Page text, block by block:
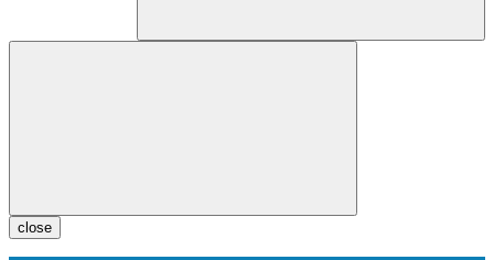
close